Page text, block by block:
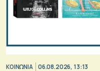
ΚΟΙΝΩΝΙΑ 06.08.2026, 13:13